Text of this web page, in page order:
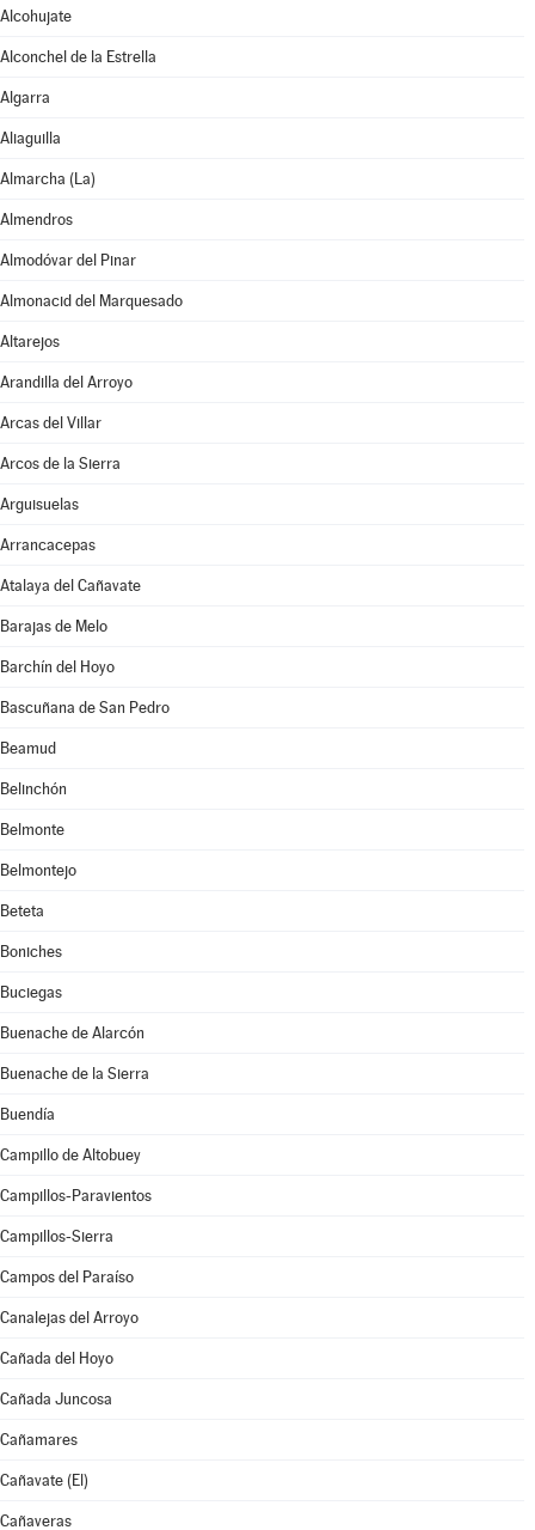
Alcohujate
Alconchel de la Estrella
Algarra
Aliaguilla
Almarcha (La)
Almendros
Almodóvar del Pinar
Almonacid del Marquesado
Altarejos
Arandilla del Arroyo
Arcas del Villar
Arcos de la Sierra
Arguisuelas
Arrancacepas
Atalaya del Cañavate
Barajas de Melo
Barchín del Hoyo
Bascuñana de San Pedro
Beamud
Belinchón
Belmonte
Belmontejo
Beteta
Boniches
Buciegas
Buenache de Alarcón
Buenache de la Sierra
Buendía
Campillo de Altobuey
Campillos-Paravientos
Campillos-Sierra
Campos del Paraíso
Canalejas del Arroyo
Cañada del Hoyo
Cañada Juncosa
Cañamares
Cañavate (El)
Cañaveras